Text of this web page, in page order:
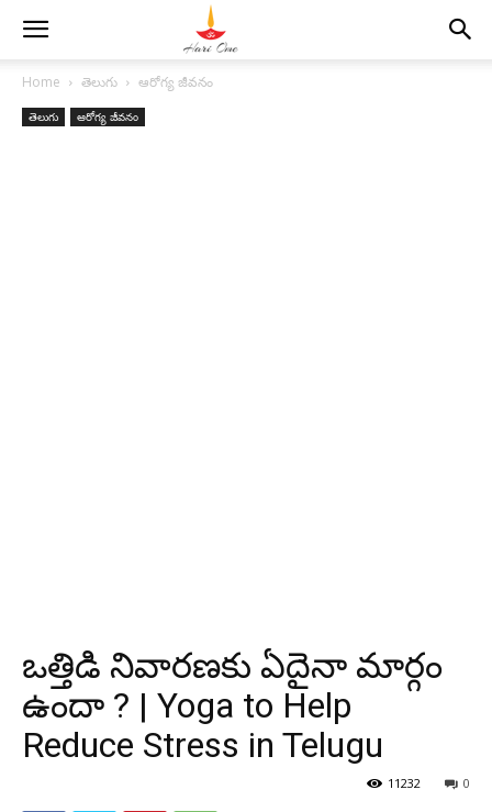
Home తెలుగు ఆరోగ్య జీవనం
తెలుగు ఆరోగ్య జీవనం
ఒత్తిడి నివారణకు ఏదైనా మార్గం
ఉందా ? | Yoga to Help
Reduce Stress in Telugu
0
11232